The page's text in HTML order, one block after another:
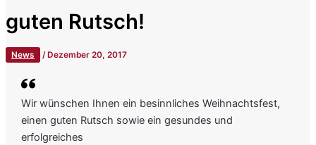
guten Rutsch!
News /Dezember 20, 2017
Wir wünschen Ihnen ein besinnliches Weihnachtsfest,
einen guten Rutsch sowie ein gesundes und
erfolgreiches